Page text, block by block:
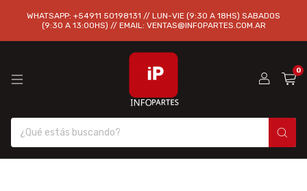
WHATSAPP: +54911 50198131 // LUN-VIE (9:30 A 18HS) SABADOS
(9:30 A 13:00HS) // EMAIL: VENTAS@INFOPARTES.COM.AR
0